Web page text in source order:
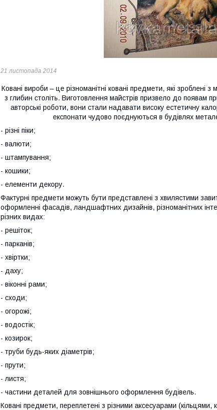
21 листопада 2014
Ковані вироби – це різноманітні ковані предмети, які зроблені
з глибин століть. Виготовлення майстрів призвело до появам
авторські роботи, вони стали надавати високу естетичну
експонати чудово поєднуються в будівлях
- різні піки;
- валюти;
- штампування;
- кошики;
- елементи декору.
Фактурні предмети можуть бути представлені з хвилястими
оформленні фасадів, ландшафтних дизайнів, різноманітних
різних видах:
- решіток;
- парканів;
- хвіртки;
- даху;
- віконні рами;
- сходи;
- огорожі;
- водостік;
- козирок;
- труби будь-яких діаметрів;
- прути;
- листя;
- частини деталей для зовнішнього оформлення будівель.
Ковані предмети, переплетені з різними аксесуарами